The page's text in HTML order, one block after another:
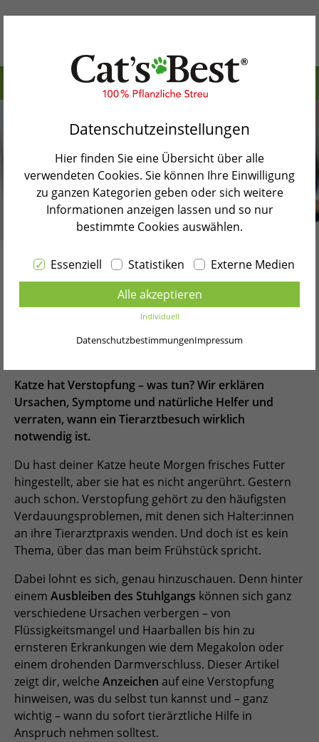
Warum Cat’s Best
Unsere Produkte
Katzenblog
Shopsuche
Sprache wählen
PORTUGUÊS
FRANÇAIS
ITALIANO
POLSKI
ESPAÑOL
PORTUGUÊS BRASIL
简体中文
日本語
ČEŠTINA
ESPAÑOL, MÉXICO
EESTI
Verstopfung bei Katzen:
Symptome erkennen und
richtig behandeln
Katze hat Verstopfung – was tun? Wir erklären
Ursachen, Symptome und natürliche Helfer und
verraten, wann ein Tierarztbesuch wirklich
notwendig ist.
Du hast deiner Katze heute Morgen frisches Futter
hingestellt, aber sie hat es nicht angerührt. Gestern
auch schon. Verstopfung gehört zu den häufigsten
Verdauungsproblemen, mit denen sich Halter:innen
an ihre Tierarztpraxis wenden. Und doch ist es kein
Thema, über das man beim Frühstück spricht.
Dabei lohnt es sich, genau hinzuschauen. Denn hinter
einem Ausbleiben des Stuhlgangs können sich ganz
verschiedene Ursachen verbergen – von
Flüssigkeitsmangel und Haarballen bis hin zu
ernsteren Erkrankungen wie dem Megakolon oder
einem drohenden Darmverschluss. Dieser Artikel
zeigt dir, welche Anzeichen auf eine Verstopfung
hinweisen, was du selbst tun kannst und – ganz
wichtig – wann du sofort tierärztliche Hilfe in
Anspruch nehmen solltest.
Inhaltsverzeichnis>
Typische Symptome von Verstopfungen bei
Katzen
Darmverschluss bei Katzen: Warnsignale
erkennen
Warum hat meine Katze Verdauungsprobleme?
So hilfst du deiner Katze bei Verstopfung
Wann solltest du mit deiner Katze zum Tierarzt?
Fazit: Was tun, wenn meine Katze
Verdauungsprobleme hat?
Zurück zur Blogübersicht
Datenschutzeinstellungen
Hier finden Sie eine Übersicht über alle
verwendeten Cookies. Sie können Ihre Einwilligung
zu ganzen Kategorien geben oder sich weitere
Informationen anzeigen lassen und so nur
bestimmte Cookies auswählen.
Essenziell Statistiken
Externe Medien
Alle akzeptieren
Individuell
DatenschutzbestimmungenImpressum